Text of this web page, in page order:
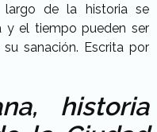
de la historia se
y el tiempo pueden ser
sanación. Escrita por
historia